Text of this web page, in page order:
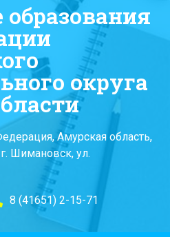
округа
Амурская область,
Шимановск, ул.
8 (41651) 2-15-71